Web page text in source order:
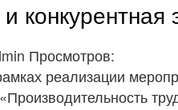
конкурентная
Просмотров:
реализации